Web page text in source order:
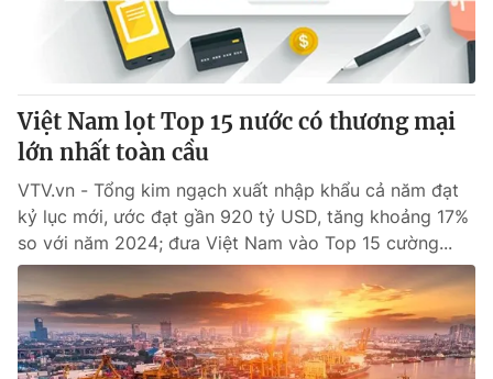
Việt Nam lọt Top 15 nước có thương mại
lớn nhất toàn cầu
VTV.vn - Tổng kim ngạch xuất nhập khẩu cả năm đạt
kỷ lục mới, ước đạt gần 920 tỷ USD, tăng khoảng 17%
so với năm 2024; đưa Việt Nam vào Top 15 cường...